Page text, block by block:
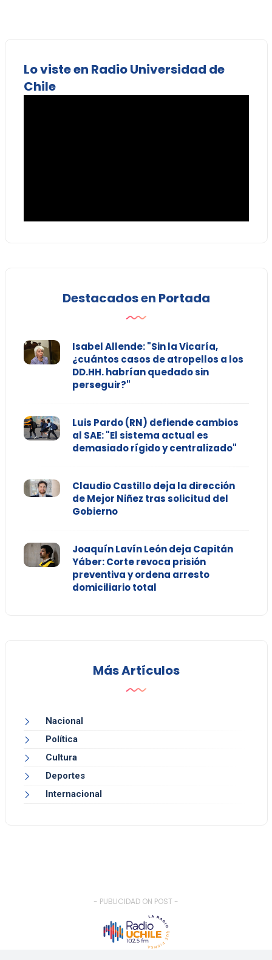
Lo viste en Radio Universidad de
Chile
Destacados en Portada
Isabel Allende: "Sin la Vicaría,
¿cuántos casos de atropellos a los
DD.HH. habrían quedado sin
perseguir?"
Luis Pardo (RN) defiende cambios
al SAE: "El sistema actual es
demasiado rígido y centralizado"
Claudio Castillo deja la dirección
de Mejor Niñez tras solicitud del
Gobierno
Joaquín Lavín León deja Capitán
Yáber: Corte revoca prisión
preventiva y ordena arresto
domiciliario total
Más Artículos
Nacional
Política
Cultura
Deportes
Internacional
- PUBLICIDAD ON POST -